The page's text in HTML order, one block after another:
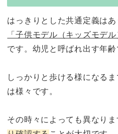
はっきりとした共通定義は
「子供モデル（キッズモデル
です。幼児と呼ばれ出す年齢
しっかりと歩ける様になる
は様々です。
その時々によっても異なりま